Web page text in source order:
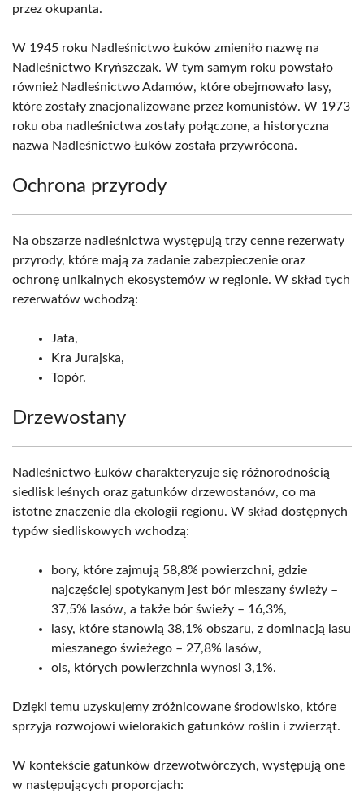
przez okupanta.
W 1945 roku Nadleśnictwo Łuków zmieniło nazwę na
Nadleśnictwo Kryńszczak. W tym samym roku powstało
również Nadleśnictwo Adamów, które obejmowało lasy,
które zostały znacjonalizowane przez komunistów. W 1973
roku oba nadleśnictwa zostały połączone, a historyczna
nazwa Nadleśnictwo Łuków została przywrócona.
Ochrona przyrody
Na obszarze nadleśnictwa występują trzy cenne rezerwaty
przyrody, które mają za zadanie zabezpieczenie oraz
ochronę unikalnych ekosystemów w regionie. W skład tych
rezerwatów wchodzą:
Jata,
Kra Jurajska,
Topór.
Drzewostany
Nadleśnictwo Łuków charakteryzuje się różnorodnością
siedlisk leśnych oraz gatunków drzewostanów, co ma
istotne znaczenie dla ekologii regionu. W skład dostępnych
typów siedliskowych wchodzą:
bory, które zajmują 58,8% powierzchni, gdzie
najczęściej spotykanym jest bór mieszany świeży –
37,5% lasów, a także bór świeży – 16,3%,
lasy, które stanowią 38,1% obszaru, z dominacją lasu
mieszanego świeżego – 27,8% lasów,
ols, których powierzchnia wynosi 3,1%.
Dzięki temu uzyskujemy zróżnicowane środowisko, które
sprzyja rozwojowi wielorakich gatunków roślin i zwierząt.
W kontekście gatunków drzewotwórczych, występują one
w następujących proporcjach: